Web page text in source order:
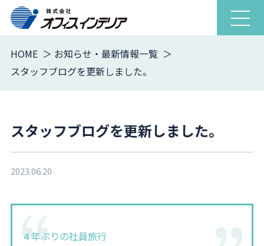
ナ
ビ
ョ
閉
HOME
お知らせ・最新情報一覧
スタッフブログを更新しました。
スタッフブログを更新しました。
2023.06.20
４年ぶりの社員旅行